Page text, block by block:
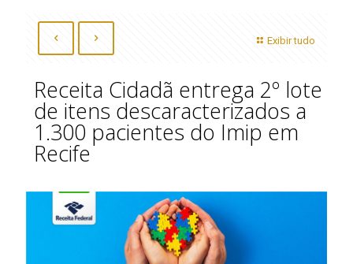
Exibir tudo
Receita Cidadã entrega 2º lote
de itens descaracterizados a
1.300 pacientes do Imip em
Recife